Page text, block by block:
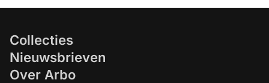
Collecties
Nieuwsbrieven
Over Arbo